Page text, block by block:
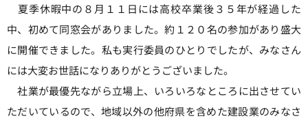
夏季休暇中の８月１１日には高校卒業後３５年が経過した
中、初めて同窓会がありました。約１２０名の参加があり盛大
に開催できました。私も実行委員のひとりでしたが、みなさん
には大変お世話になりありがとうございました。
社業が最優先ながら立場上、いろいろなところに出させてい
ただいているので、地域以外の他府県を含めた建設業のみなさ